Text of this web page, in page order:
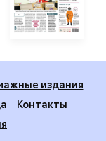
издания
Контакты